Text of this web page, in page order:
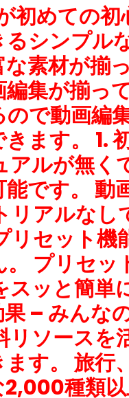
初めての
るシンプル
素材が揃
集が揃っ
で動画編
ます。 1.
ルが無く
です。 動
リアルな
リセット
プリセッ
スッと簡
– みんな
リソースを
す。 旅
種類